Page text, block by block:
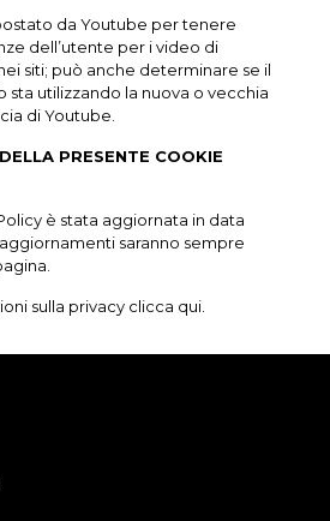
da Youtube per tenere
dell’utente per i video di
siti; può anche determinare se il
sta utilizzando la nuova o vecchia
di Youtube.
PRESENTE COOKIE
è stata aggiornata in data
saranno sempre
sulla privacy clicca qui.